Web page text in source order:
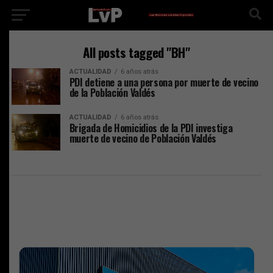
All posts tagged "BH"
ACTUALIDAD 6 años atrás
PDI detiene a una persona por muerte de vecino
de la Población Valdés
ACTUALIDAD 6 años atrás
Brigada de Homicidios de la PDI investiga
muerte de vecino de Población Valdés